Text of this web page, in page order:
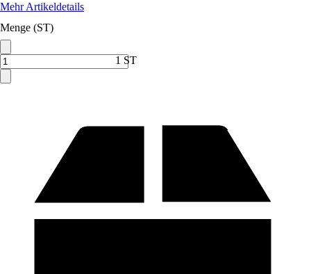
Mehr Artikeldetails
Menge (ST)
1 ST